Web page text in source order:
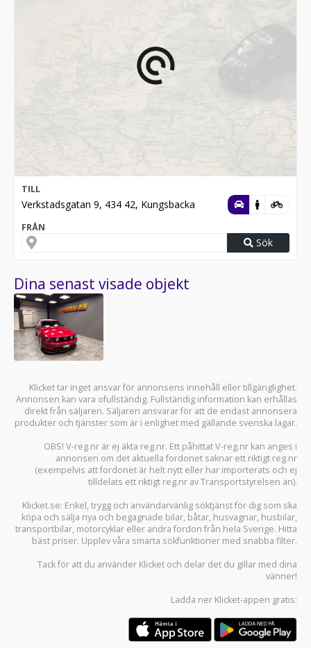
TILL
Verkstadsgatan 9, 434 42, Kungsbacka
FRÅN
Sök
Dina senast visade objekt
Klicket tar inget ansvar för annonsens innehåll eller tillgänglighet.
Annonsen kan vara ofullständig. Fullständig information kan erhållas
direkt från säljaren. Säljaren ansvarar för att de endast annonsera
produkter och tjänster som är i enlighet med gällande svenska lagar.
OBS! V-reg.nr är ej äkta reg.nr. Ett påhittat V-reg.nr kan anges i
annonsen om det aktuella fordonet saknar ett riktigt reg.nr
(exempelvis att fordonet är helt nytt eller har importerats och ej
tilldelats ett riktigt reg.nr av Transportstyrelsen än).
Klicket.se: Enkel, trygg och användarvänlig söktjänst för dig som ska
köpa och sälja nya och begagnade bilar, båtar, husvagnar, husbilar,
transportbilar, motorcyklar eller andra fordon från hela Sverige. Hitta
bäst priser. Upplev våra smarta sökfunktioner med snabba filter.
Tack för att du använder Klicket och delar det du gillar med dina
vänner!
Ladda ner Klicket-appen gratis: